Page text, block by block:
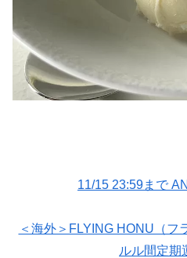
11/15 23:59まで
＜海外＞FLYING HONU（フ
ルル間定期